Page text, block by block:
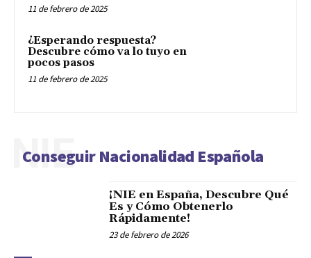
11 de febrero de 2025
¿Esperando respuesta?
Descubre cómo va lo tuyo en
pocos pasos
11 de febrero de 2025
Conseguir Nacionalidad Española
NIE
¡NIE en España, Descubre Qué
Es y Cómo Obtenerlo
Rápidamente!
23 de febrero de 2026